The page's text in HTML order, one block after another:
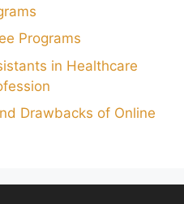
Programs
in Healthcare
Drawbacks of Online